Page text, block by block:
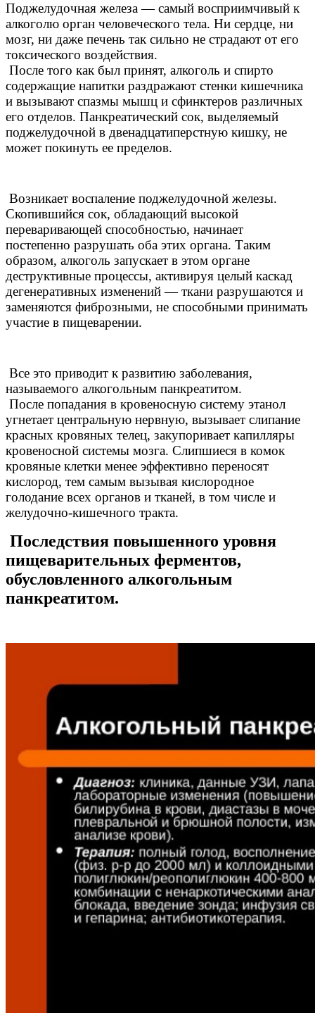
Поджелудочная железа — самый восприимчивый к
алкоголю орган человеческого тела. Ни сердце, ни
мозг, ни даже печень так сильно не страдают от его
токсического воздействия.
После того как был принят, алкоголь и спирто
содержащие напитки раздражают стенки кишечника
и вызывают спазмы мышц и сфинктеров различных
его отделов. Панкреатический сок, выделяемый
поджелудочной в двенадцатиперстную кишку, не
может покинуть ее пределов.
Возникает воспаление поджелудочной железы.
Скопившийся сок, обладающий высокой
переваривающей способностью, начинает
постепенно разрушать оба этих органа. Таким
образом, алкоголь запускает в этом органе
деструктивные процессы, активируя целый каскад
дегенеративных изменений — ткани разрушаются и
заменяются фиброзными, не способными принимать
участие в пищеварении.
Все это приводит к развитию заболевания,
называемого алкогольным панкреатитом.
После попадания в кровеносную систему этанол
угнетает центральную нервную, вызывает слипание
красных кровяных телец, закупоривает капилляры
кровеносной системы мозга. Слипшиеся в комок
кровяные клетки менее эффективно переносят
кислород, тем самым вызывая кислородное
голодание всех органов и тканей, в том числе и
желудочно-кишечного тракта.
Последствия повышенного уровня
пищеварительных ферментов,
обусловленного алкогольным
панкреатитом.